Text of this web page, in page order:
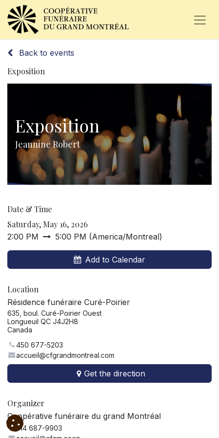
Back to events
Exposition
Exposition
Jeannine Robert
Date & Time
Saturday, May 16, 2026
2:00 PM 5:00 PM (America/Montreal)
Add to Calendar
Location
Résidence funéraire Curé-Poirier
635, boul. Curé-Poirier Ouest
Longueuil QC J4J2H8
Canada
450 677-5203
accueil@cfgrandmontreal.com
Get the direction
Organizer
Coopérative funéraire du grand Montréal
514 687-9903